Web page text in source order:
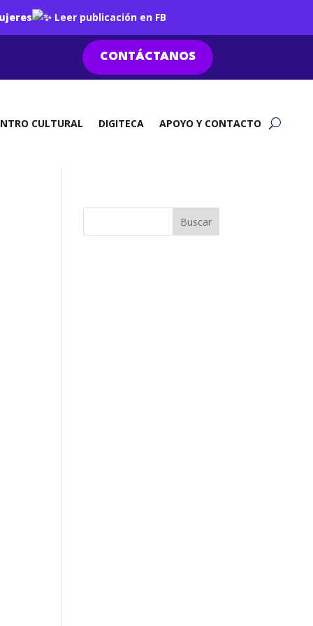
Leer publicación en FB
CONTÁCTANOS
CULTURAL DIGITECA APOYO Y CONTACTO